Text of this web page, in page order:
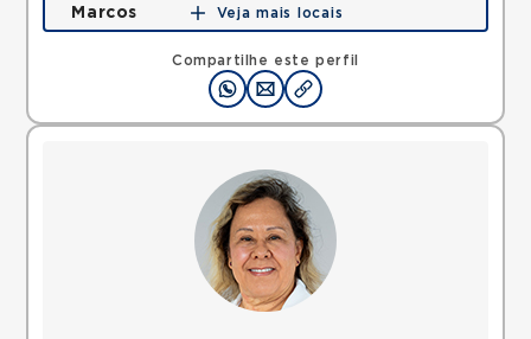
Compartilhe este perfil
Marcos
Rua Sao Rafael, Sao Marcos, Salvador, BA,
Mapa
Veja mais locais